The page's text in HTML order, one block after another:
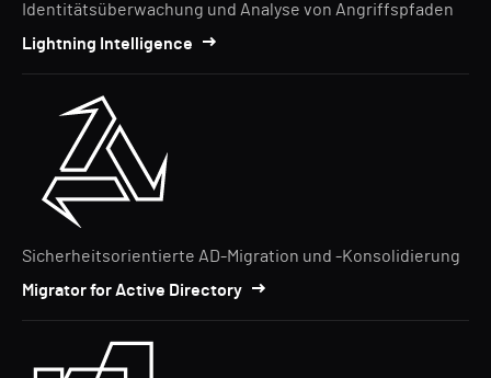
Identitätsüberwachung und Analyse von Angriffspfaden
Lightning Intelligence
Sicherheitsorientierte AD-Migration und -Konsolidierung
Migrator for Active Directory